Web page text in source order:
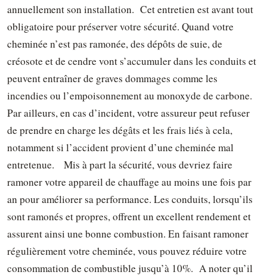
annuellement son installation. Cet entretien est avant tout
obligatoire pour préserver votre sécurité. Quand votre
cheminée n’est pas ramonée, des dépôts de suie, de
créosote et de cendre vont s’accumuler dans les conduits et
peuvent entraîner de graves dommages comme les
incendies ou l’empoisonnement au monoxyde de carbone.
Par ailleurs, en cas d’incident, votre assureur peut refuser
de prendre en charge les dégâts et les frais liés à cela,
notamment si l’accident provient d’une cheminée mal
entretenue.
Mis à part la sécurité, vous devriez faire
ramoner votre appareil de chauffage au moins une fois par
an pour améliorer sa performance. Les conduits, lorsqu’ils
sont ramonés et propres, offrent un excellent rendement et
assurent ainsi une bonne combustion. En faisant ramoner
régulièrement votre cheminée, vous pouvez réduire votre
consommation de combustible jusqu’à 10%. A noter qu’il